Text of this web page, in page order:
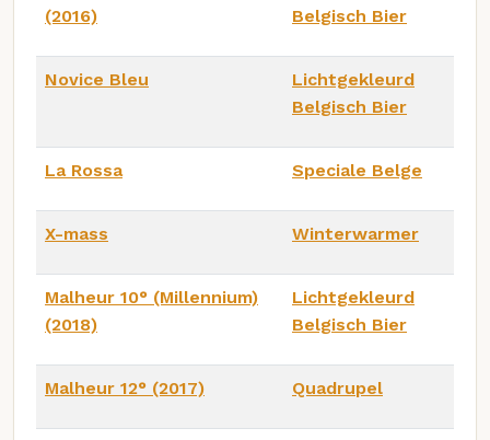
(2016)
Belgisch Bier
Novice Bleu
Lichtgekleurd
Belgisch Bier
La Rossa Speciale Belge
X-mass Winterwarmer
Malheur 10° (Millennium)
(2018)
Lichtgekleurd
Belgisch Bier
Malheur 12° (2017) Quadrupel